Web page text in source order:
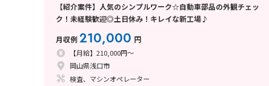
【紹介案件】人気のシンプルワーク☆自動車部品の外観チェッ
ク！未経験歓迎◎土日休み！キレイな新工場♪
月収例210,000 円
【月給】210,000円～
岡山県浅口市
検査、マシンオペレーター